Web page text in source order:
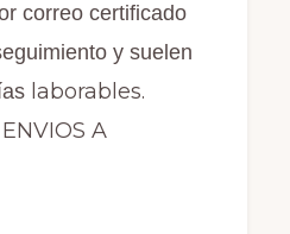
correo certificado
y suelen
laborables.
A